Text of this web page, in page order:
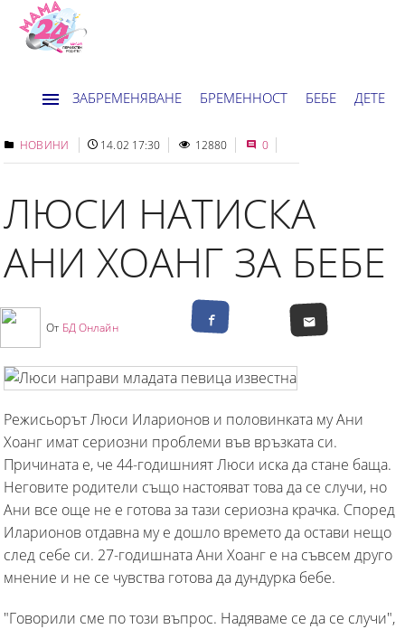
ЗАБРЕМЕНЯВАНЕ БРЕМЕННОСТ БЕБЕ ДЕТЕ
ДОМ НОВИНИ ХОРОСКОП
НОВИНИ 14.02 17:30 12880 0
ЛЮСИ НАТИСКА
АНИ ХОАНГ ЗА БЕБЕ
От БД Онлайн
Режисьорът Люси Иларионов и половинката му Ани
Хоанг имат сериозни проблеми във връзката си.
Причината е, че 44-годишният Люси иска да стане баща.
Неговите родители също настояват това да се случи, но
Ани все още не е готова за тази сериозна крачка. Според
Иларионов отдавна му е дошло времето да остави нещо
след себе си. 27-годишната Ани Хоанг е на съвсем друго
мнение и не се чувства готова да дундурка бебе.
"Говорили сме по този въпрос. Надяваме се да се случи",